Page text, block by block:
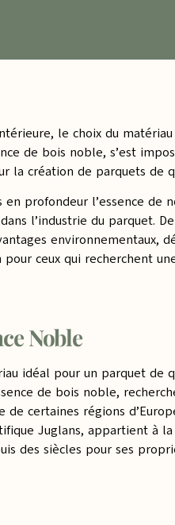
le choix du
de bois noble, s’est
la création de parquets de
profondeur l’essence de
l’industrie du parquet.
environnementaux,
ceux qui recherchent
Noble
idéal pour un parquet de
de bois noble,
de certaines régions
Juglans, appartient à
des siècles pour ses